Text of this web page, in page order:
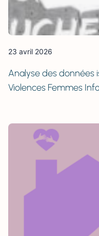
23 avril 2026
Analyse des données
Violences Femmes